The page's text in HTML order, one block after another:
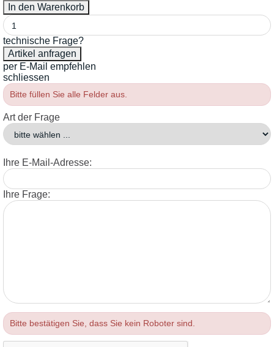
technische Frage?
per E-Mail empfehlen
schliessen
Bitte füllen Sie alle Felder aus.
Art der Frage
Ihre E-Mail-Adresse:
Ihre Frage:
Bitte bestätigen Sie, dass Sie kein Roboter sind.